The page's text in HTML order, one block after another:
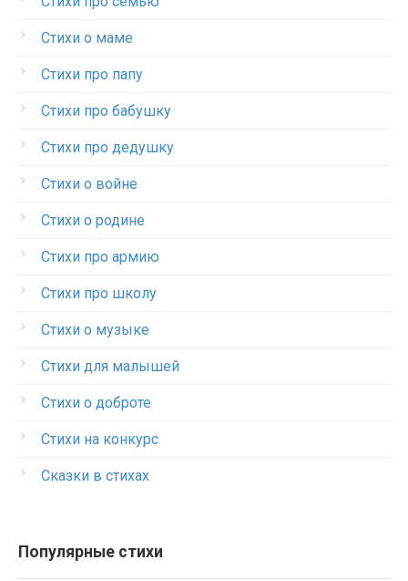
Стихи о маме
Стихи про папу
Стихи про бабушку
Стихи про дедушку
Стихи о войне
Стихи о родине
Стихи про армию
Стихи про школу
Стихи о музыке
Стихи для малышей
Стихи о доброте
Стихи на конкурс
Сказки в стихах
Популярные стихи